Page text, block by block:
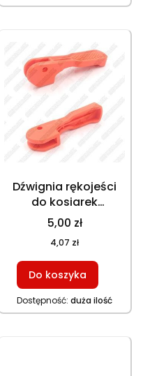
Dźwignia rękojeści
do kosiarek
GT150NKS GT153NBKS
GT153NEKS
HKS253NE, część
zamienna
5,00 zł
4,07 zł
Do koszyka
Dostępność: duża ilość